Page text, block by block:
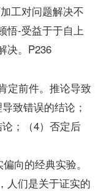
工对问题解决不
悟-受益于于自上
决。P236
前件。推论导致
致错误的结论；
论；（4）否定后
的经典实验。
们是关于证实的